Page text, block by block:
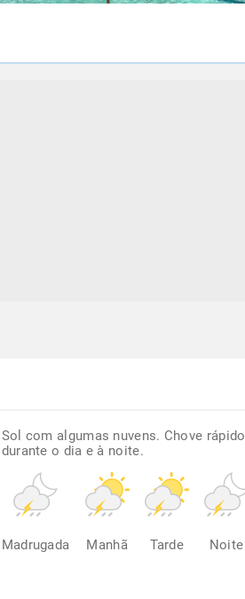
Sol com algumas nuvens. Chove rápido
durante o dia e à noite.
Madrugada Manhã Tarde Noite